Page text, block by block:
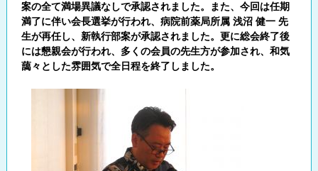
案の全て満場異議なしで承認されました。また、今回は任期
満了に伴い会長選挙が行われ、病院前薬局所属 浅沼 健一 先
生が再任し、新執行部案が承認されました。更に総会終了後
には懇親会が行われ、多くの会員の先生方が参加され、和気
藹々とした雰囲気で全日程を終了しました。